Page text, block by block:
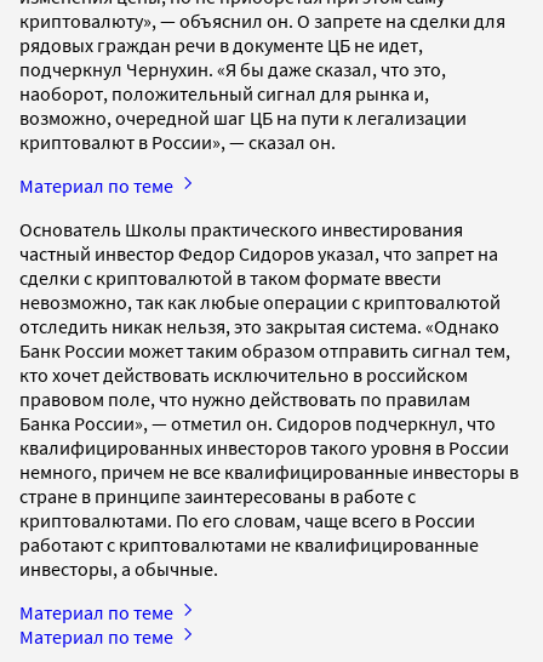
криптовалюту», — объяснил он. О запрете на сделки для
рядовых граждан речи в документе ЦБ не идет,
подчеркнул Чернухин. «Я бы даже сказал, что это,
наоборот, положительный сигнал для рынка и,
возможно, очередной шаг ЦБ на пути к легализации
криптовалют в России», — сказал он.
Материал по теме
Основатель Школы практического инвестирования
частный инвестор Федор Сидоров указал, что запрет на
сделки с криптовалютой в таком формате ввести
невозможно, так как любые операции с криптовалютой
отследить никак нельзя, это закрытая система. «Однако
Банк России может таким образом отправить сигнал тем,
кто хочет действовать исключительно в российском
правовом поле, что нужно действовать по правилам
Банка России», — отметил он. Сидоров подчеркнул, что
квалифицированных инвесторов такого уровня в России
немного, причем не все квалифицированные инвесторы в
стране в принципе заинтересованы в работе с
криптовалютами. По его словам, чаще всего в России
работают с криптовалютами не квалифицированные
инвесторы, а обычные.
Материал по теме
Материал по теме